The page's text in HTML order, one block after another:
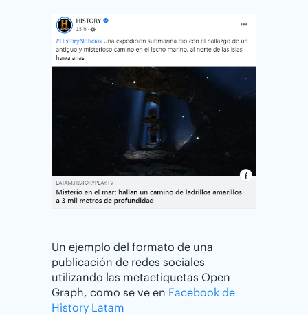
Un ejemplo del formato de una
publicación de redes sociales
utilizando las metaetiquetas Open
Graph, como se ve en Facebook de
History Latam